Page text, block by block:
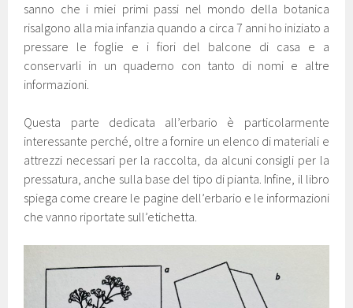
sanno che i miei primi passi nel mondo della botanica
risalgono alla mia infanzia quando a circa 7 anni ho iniziato a
pressare le foglie e i fiori del balcone di casa e a
conservarli in un quaderno con tanto di nomi e altre
informazioni.
Questa parte dedicata all’erbario è particolarmente
interessante perché, oltre a fornire un elenco di materiali e
attrezzi necessari per la raccolta, da alcuni consigli per la
pressatura, anche sulla base del tipo di pianta. Infine, il libro
spiega come creare le pagine dell’erbario e le informazioni
che vanno riportate sull’etichetta.